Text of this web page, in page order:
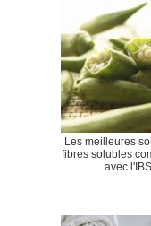
Les meilleures
fibres solubles
avec l'IBS